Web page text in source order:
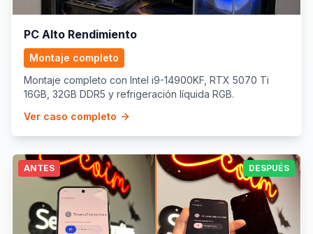
PC Alto Rendimiento
Montaje completo
Montaje completo con Intel i9-14900KF, RTX 5070 Ti
16GB, 32GB DDR5 y refrigeración líquida RGB.
Ver caso completo
ANTES DESPUÉS